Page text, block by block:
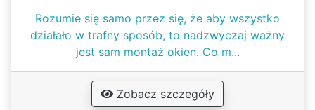
Rozumie się samo przez się, że aby wszystko
działało w trafny sposób, to nadzwyczaj ważny
jest sam montaż okien. Co m...
Zobacz szczegóły